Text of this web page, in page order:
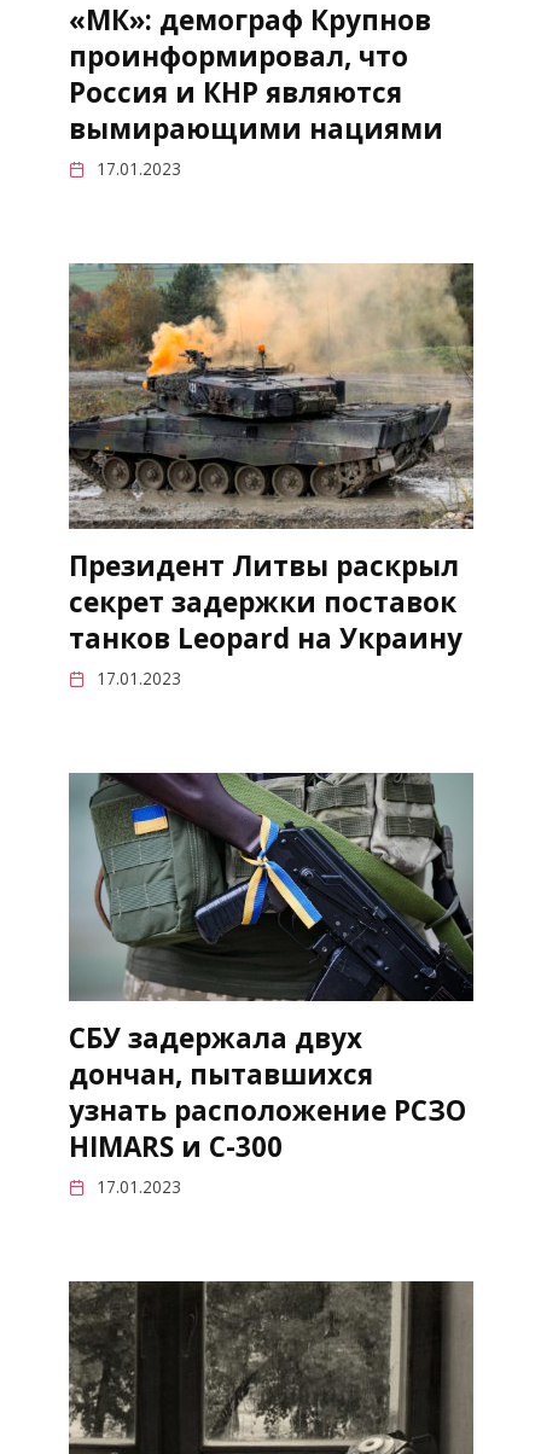
«МК»: демограф Крупнов
проинформировал, что
Россия и КНР являются
вымирающими нациями
17.01.2023
Президент Литвы раскрыл
секрет задержки поставок
танков Leopard на Украину
17.01.2023
СБУ задержала двух
дончан, пытавшихся
узнать расположение РСЗО
HIMARS и C-300
17.01.2023